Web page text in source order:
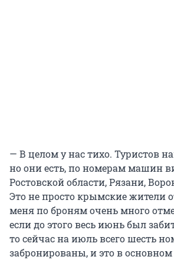
— В целом у нас тихо. Туристов
но они есть, по номерам машин
Ростовской области, Рязани,
Это не просто крымские жители
меня по броням очень много
если до этого весь июнь был
то сейчас на июль всего шесть
забронированы, и это в